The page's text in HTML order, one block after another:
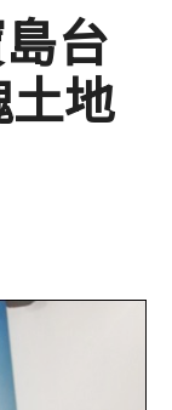
台
地